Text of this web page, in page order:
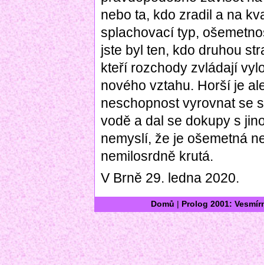
nebo ta, kdo zradil a na
splachovací typ,
jste byl ten, kdo druhou
kteří rozchody zvládají
nového vztahu. Horší je
neschopnost vyrovnat se
vodě a dal se dokupy s
nemyslí, že je ošemetná
nemilosrdně krutá.
V Brně 29. ledna 2020.
Domů Prolog 2001: